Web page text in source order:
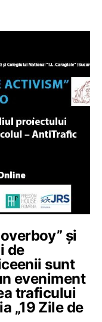
și
de
sunt
eveniment
traficului
„19 Zile de